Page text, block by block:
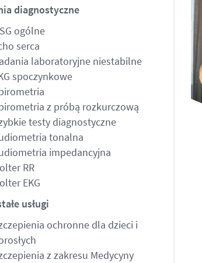
diagnostyczne
ogólne
serca
laboratoryjne niestabilne
spoczynkowe
z próbą rozkurczową
testy diagnostyczne
tonalna
impedancyjna
RR
EKG
usługi
ochronne dla dzieci i
z zakresu Medycyny